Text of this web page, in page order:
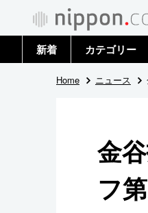
新着 カテゴリー
政治・外交
国際
社会
Home ニュース
金
フ